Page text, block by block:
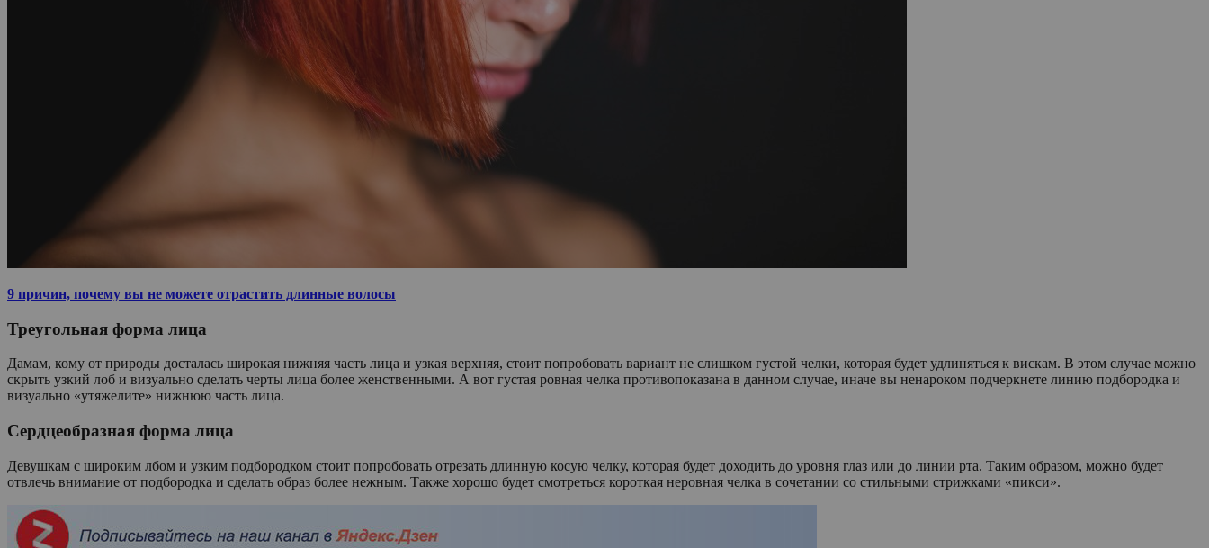
9 причин, почему вы не можете отрастить длинные волосы
Треугольная форма лица
Дамам, кому от природы досталась широкая нижняя часть лица и узкая верхняя, стоит попробовать вариант не слишком густой челки, которая будет удлиняться к вискам. В этом случае можно
скрыть узкий лоб и визуально сделать черты лица более женственными. А вот густая ровная челка противопоказана в данном случае, иначе вы ненароком подчеркнете линию подбородка и
визуально «утяжелите» нижнюю часть лица.
Сердцеобразная форма лица
Девушкам с широким лбом и узким подбородком стоит попробовать отрезать длинную косую челку, которая будет доходить до уровня глаз или до линии рта. Таким образом, можно будет
отвлечь внимание от подбородка и сделать образ более нежным. Также хорошо будет смотреться короткая неровная челка в сочетании со стильными стрижками «пикси».